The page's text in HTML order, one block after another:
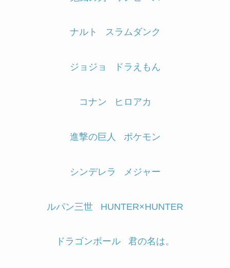
ナルト スラムダンク
ジョジョ ドラえもん
コナン ヒロアカ
進撃の巨人 ポケモン
シンデレラ メジャー
ルパン三世 HUNTER×HUNTER
ドラゴンボール 君の名は。